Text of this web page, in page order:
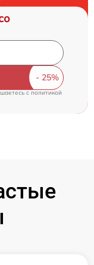
cполитикой